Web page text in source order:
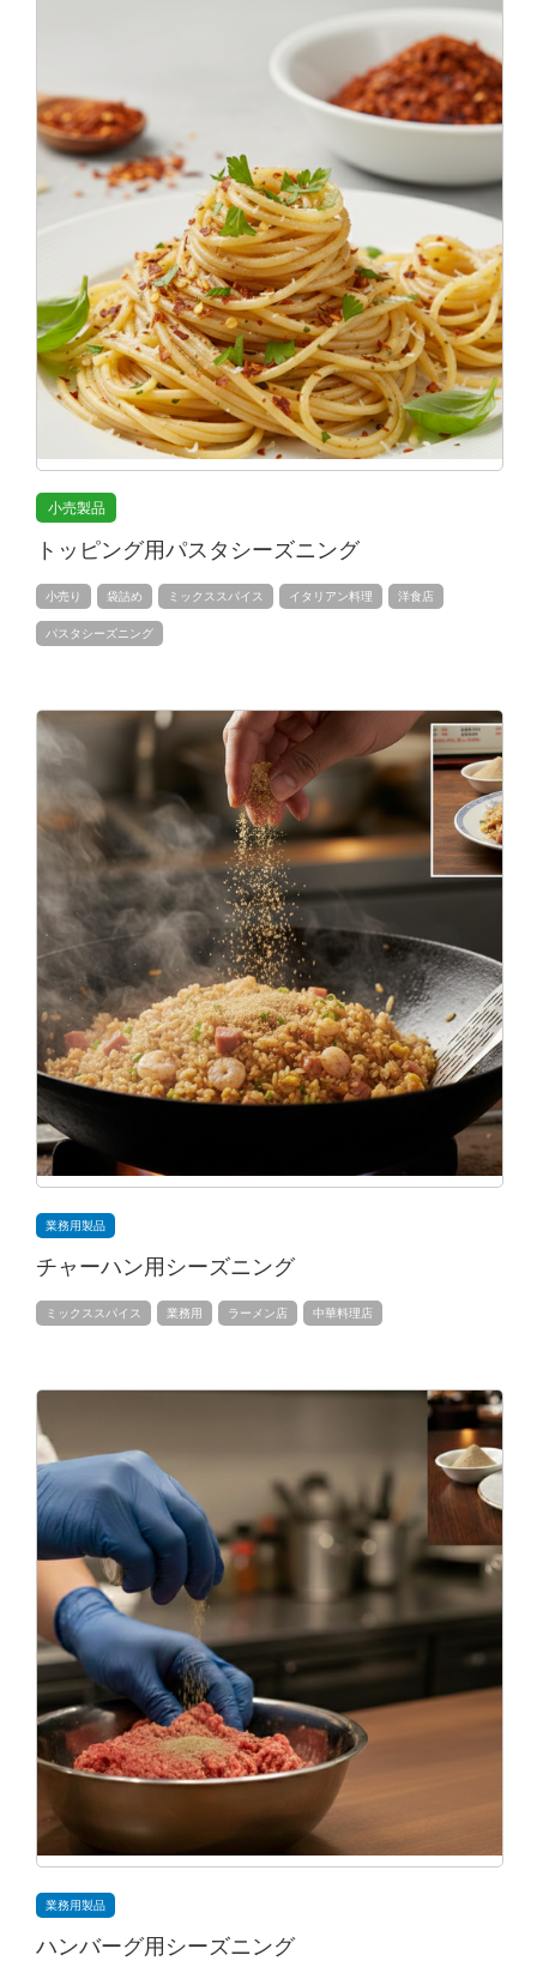
小売製品
トッピング用パスタシーズニング
小売り 袋詰め ミックススパイス イタリアン料理 洋食店
パスタシーズニング
業務用製品
チャーハン用シーズニング
ミックススパイス 業務用 ラーメン店 中華料理店
業務用製品
ハンバーグ用シーズニング